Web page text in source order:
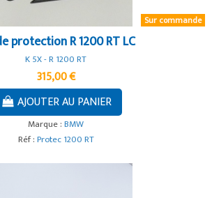
Sur commande
protection R 1200 RT LC
K 5X - R 1200 RT
315,00 €
AJOUTER AU PANIER
Marque :BMW
Réf :Protec 1200 RT